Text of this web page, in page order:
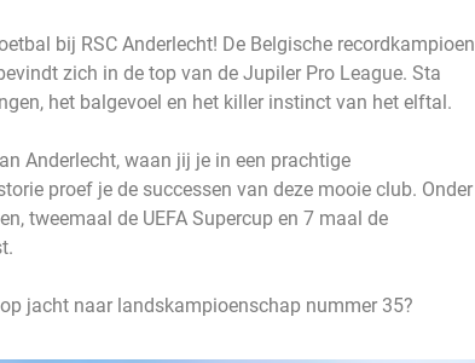
bij RSC Anderlecht! De Belgische recordkampioen
zich in de top van de Jupiler Pro League. Sta
het balgevoel en het killer instinct van het elftal.
Anderlecht, waan jij je in een prachtige
proef je de successen van deze mooie club. Onder
tweemaal de UEFA Supercup en 7 maal de
jacht naar landskampioenschap nummer 35?